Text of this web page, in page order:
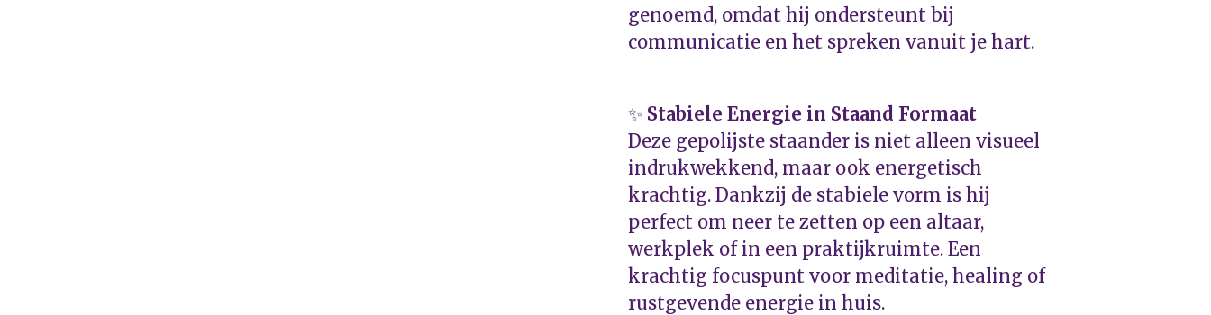
genoemd, omdat hij ondersteunt bij
communicatie en het spreken vanuit je hart.
✨ Stabiele Energie in Staand Formaat
Deze gepolijste staander is niet alleen visueel
indrukwekkend, maar ook energetisch
krachtig. Dankzij de stabiele vorm is hij
perfect om neer te zetten op een altaar,
werkplek of in een praktijkruimte. Een
krachtig focuspunt voor meditatie, healing of
rustgevende energie in huis.